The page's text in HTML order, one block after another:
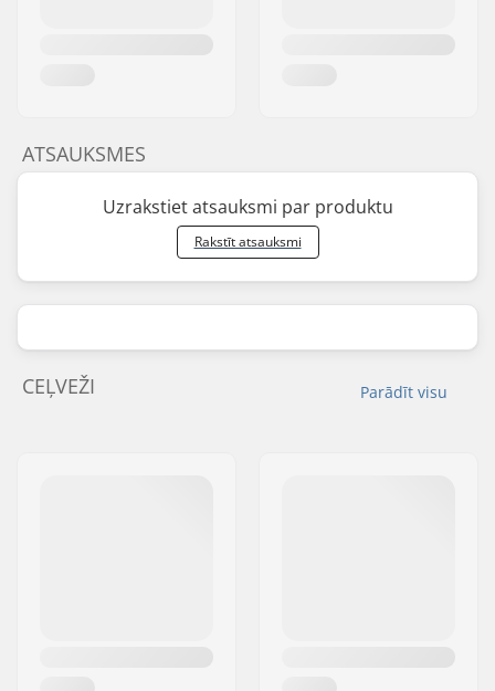
ATSAUKSMES
Uzrakstiet atsauksmi par produktu
Rakstīt atsauksmi
Parādīt visu
CEĻVEŽI